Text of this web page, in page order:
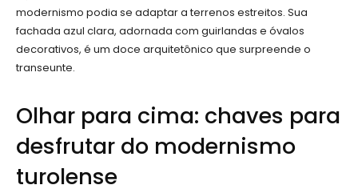
modernismo podia se adaptar a terrenos estreitos. Sua
fachada azul clara, adornada com guirlandas e óvalos
decorativos, é um doce arquitetônico que surpreende o
transeunte.
Olhar para cima: chaves para
desfrutar do modernismo
turolense